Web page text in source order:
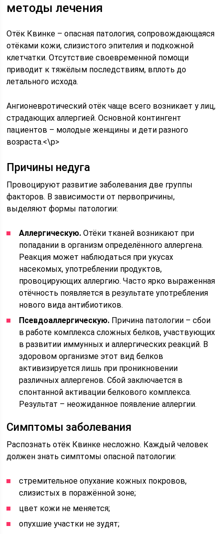
методы лечения
Отёк Квинке – опасная патология, сопровождающаяся
отёками кожи, слизистого эпителия и подкожной
клетчатки. Отсутствие своевременной помощи
приводит к тяжёлым последствиям, вплоть до
летального исхода.
Ангионевротический отёк чаще всего возникает у лиц,
страдающих аллергией. Основной контингент
пациентов – молодые женщины и дети разного
возраста.<\p>
Причины недуга
Провоцируют развитие заболевания две группы
факторов. В зависимости от первопричины,
выделяют формы патологии:
Аллергическую. Отёки тканей возникают при
попадании в организм определённого аллергена.
Реакция может наблюдаться при укусах
насекомых, употреблении продуктов,
провоцирующих аллергию. Часто ярко выраженная
отёчность появляется в результате употребления
нового вида антибиотиков.
Псевдоаллергическую. Причина патологии – сбои
в работе комплекса сложных белков, участвующих
в развитии иммунных и аллергических реакций. В
здоровом организме этот вид белков
активизируется лишь при проникновении
различных аллергенов. Сбой заключается в
спонтанной активации белкового комплекса.
Результат – неожиданное появление аллергии.
Симптомы заболевания
Распознать отёк Квинке несложно. Каждый человек
должен знать симптомы опасной патологии:
стремительное опухание кожных покровов,
слизистых в поражённой зоне;
цвет кожи не меняется;
опухшие участки не зудят;